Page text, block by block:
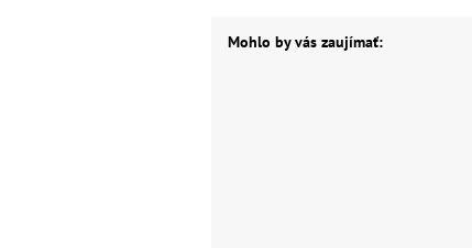
Mohlo by vás zaujímať: